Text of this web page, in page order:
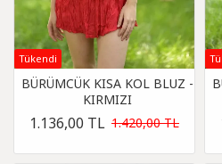
Tükendi
BÜRÜMCÜK KISA KOL BLUZ -
KIRMIZI
1.136,00 TL 1.420,00 TL